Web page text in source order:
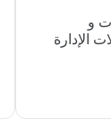
و
الإدارة